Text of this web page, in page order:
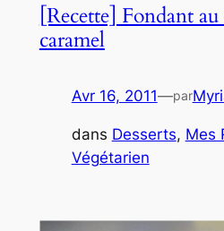
[Recette] Fondant
caramel
Avr 16, 2011—par
dans Desserts, Mes
Végétarien